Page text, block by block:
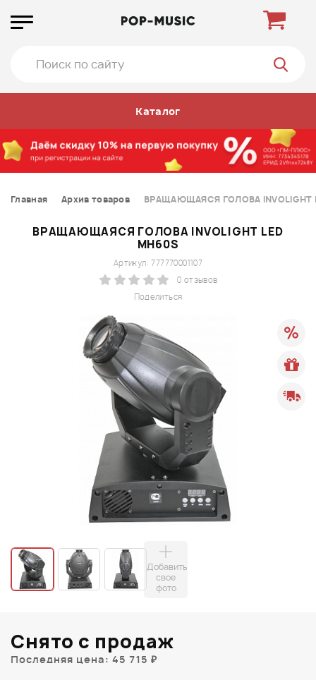
Каталог
Главная Архив товаров ВРАЩАЮЩАЯСЯ ГОЛОВА INVOLIGHT
ВРАЩАЮЩАЯСЯ ГОЛОВА INVOLIGHT LED
MH60S
Поделиться
Артикул: 777770001107
0 отзывов
Добавить
свое
фото
Снято с продаж
Последняя цена: 45 715 ₽